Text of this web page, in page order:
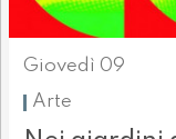
Giovedì 09
Arte